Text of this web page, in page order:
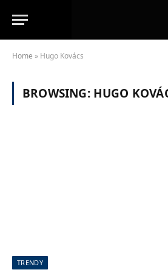
Home » Hugo Kovács
BROWSING: HUGO
TRENDY